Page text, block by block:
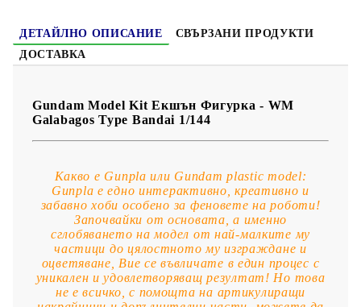
ДЕТАЙЛНО ОПИСАНИЕ
СВЪРЗАНИ ПРОДУКТИ
ДОСТАВКА
Gundam Model Kit Екшън Фигурка - WM
Galabagos Type Bandai 1/144
Какво е Gunpla или Gundam plastic model:
Gunpla е едно интерактивно, креативно и
забавно хоби особено за феновете на роботи!
Започвайки от основата, а именно
сглобяването на модел от най-малките му
частици до цялостното му изграждане и
оцветяване, Вие се въвличате в един процес с
уникален и удовлетворяващ резултат! Но това
не е всичко, с помощта на артикулиращи